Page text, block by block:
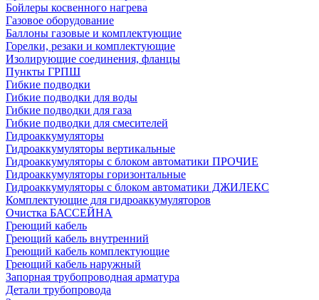
Бойлеры косвенного нагрева
Газовое оборудование
Баллоны газовые и комплектующие
Горелки, резаки и комплектующие
Изолирующие соединения, фланцы
Пункты ГРПШ
Гибкие подводки
Гибкие подводки для воды
Гибкие подводки для газа
Гибкие подводки для смесителей
Гидроаккумуляторы
Гидроаккумуляторы вертикальные
Гидроаккумуляторы с блоком автоматики ПРОЧИЕ
Гидроаккумуляторы горизонтальные
Гидроаккумуляторы с блоком автоматики ДЖИЛЕКС
Комплектующие для гидроаккумуляторов
Очистка БАССЕЙНА
Греющий кабель
Греющий кабель внутренний
Греющий кабель комплектующие
Греющий кабель наружный
Запорная трубопроводная арматура
Детали трубопровода